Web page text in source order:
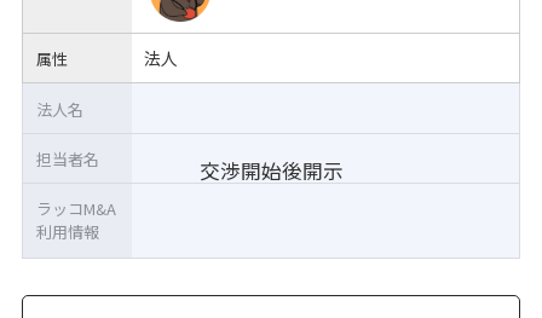
属性 法人
交渉開始後開示
法人名
担当者名
ラッコM&A
利用情報